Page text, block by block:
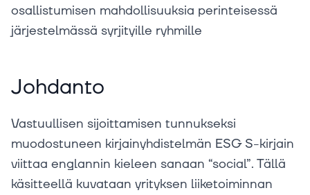
osallistumisen mahdollisuuksia perinteisessä
järjestelmässä syrjityille ryhmille
Johdanto
Vastuullisen sijoittamisen tunnukseksi
muodostuneen kirjainyhdistelmän ESG S-kirjain
viittaa englannin kieleen sanaan “social”. Tällä
käsitteellä kuvataan yrityksen liiketoiminnan